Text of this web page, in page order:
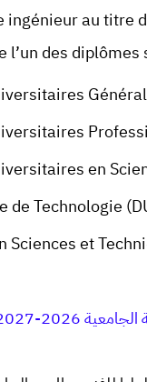
ingénieur au titre
des
en
Technologie
Sciences et
2026-2027